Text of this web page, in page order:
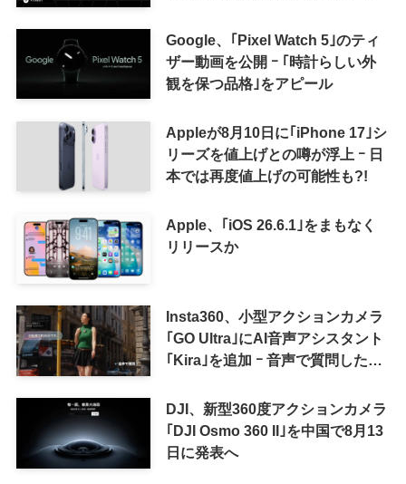
来の｢収益分配｣は廃止
Google、｢Pixel Watch 5｣のティ
ザー動画を公開 ｰ ｢時計らしい外
観を保つ品格｣をアピール
Appleが8月10日に｢iPhone 17｣シ
リーズを値上げとの噂が浮上 ｰ 日
本では再度値上げの可能性も?!
Apple、｢iOS 26.6.1｣をまもなく
リリースか
Insta360、小型アクションカメラ
｢GO Ultra｣にAI音声アシスタント
｢Kira｣を追加 ｰ 音声で質問した
可能に
DJI、新型360度アクションカメラ
｢DJI Osmo 360 II｣を中国で8月13
日に発表へ